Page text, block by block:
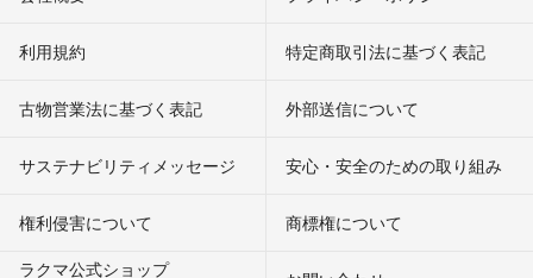
利用規約 特定商取引法に基づく表記
古物営業法に基づく表記 外部送信について
サステナビリティメッセージ 安心・安全のための取り組み
権利侵害について
商標権について
ラクマ公式ショップ